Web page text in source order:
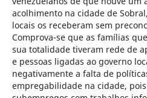
acolhimento na cidade de
locais os receberam sem
Comprova-se que as famílias
sua totalidade tiveram rede de
e pessoas ligadas ao governo
negativamente a falta de
empregabilidade na cidade,